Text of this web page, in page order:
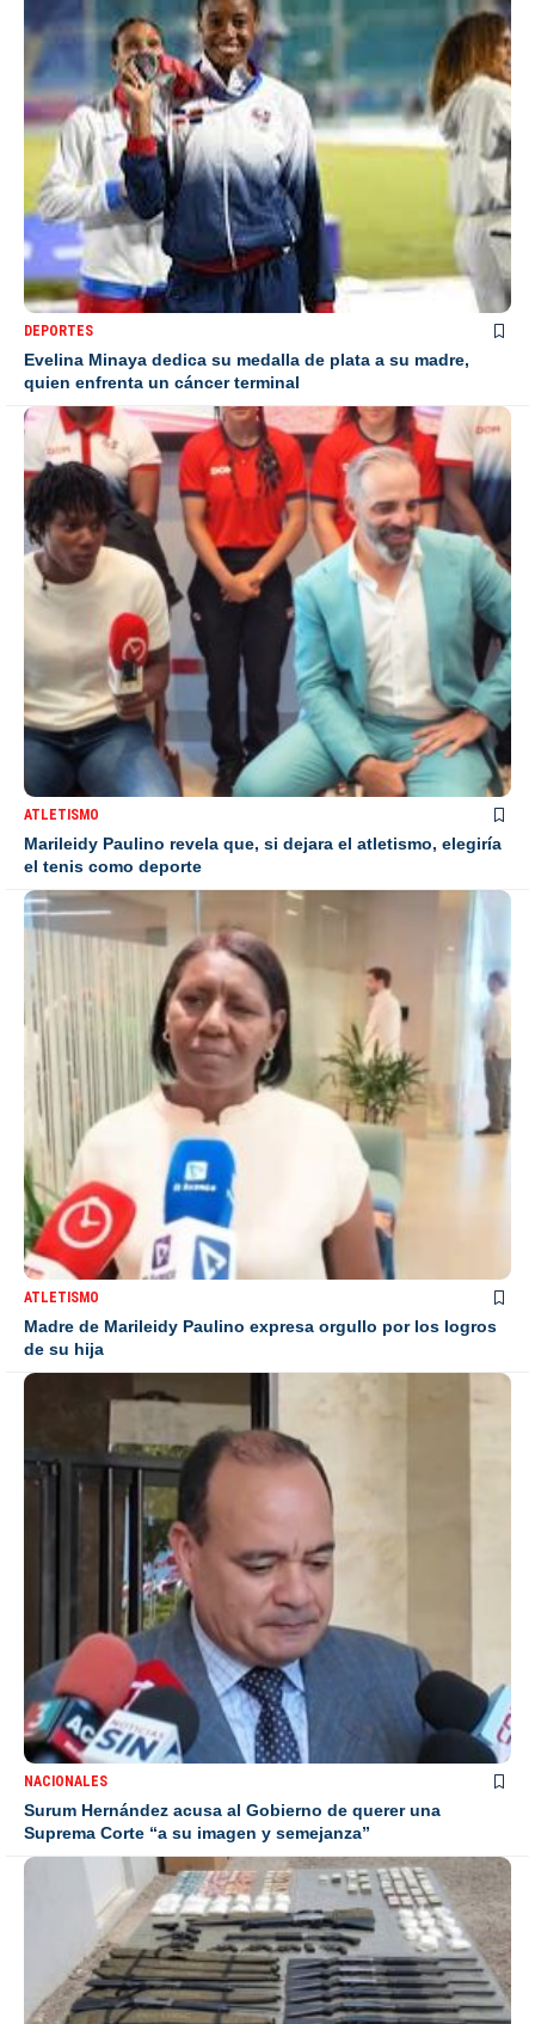
DEPORTES
Evelina Minaya dedica su medalla de plata a su madre,
quien enfrenta un cáncer terminal
ATLETISMO
Marileidy Paulino revela que, si dejara el atletismo, elegiría
el tenis como deporte
ATLETISMO
Madre de Marileidy Paulino expresa orgullo por los logros
de su hija
NACIONALES
Surum Hernández acusa al Gobierno de querer una
Suprema Corte “a su imagen y semejanza”